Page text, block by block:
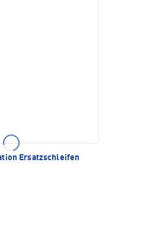
Ersatzschleifen